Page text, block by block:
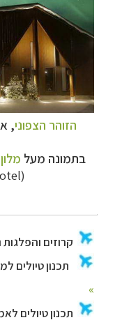
הזוהר הצפוני,
בתמונה מעל
(